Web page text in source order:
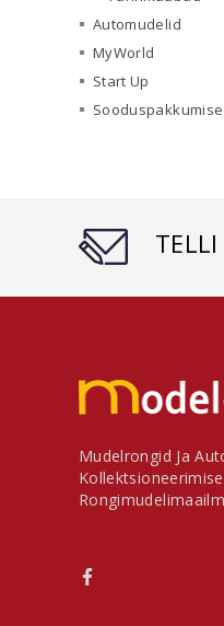
Automudelid
MyWorld
Start Up
Mudelrongid Ja